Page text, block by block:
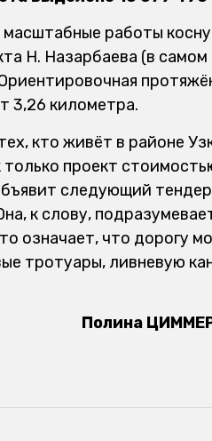
работы
Н. Назарбаева (в самом
3,26 километра.
кто живёт в районе
проект
следующий
к слову,
означает, что дорогу
тротуары, ливневую
Полина